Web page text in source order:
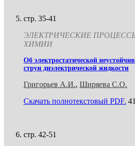
стр. 35-41
ЭЛЕКТРИЧЕСКИЕ
ХИМИИ
Об электростатической
струи диэлектрической жидкости
Григорьев А.И., Ширяева С.О.
Скачать полнотекстовый PDF.
стр. 42-51